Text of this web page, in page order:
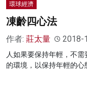
環球經濟
凍齡四心法
作者: 莊太量 2018-
人如果要保持年輕，不
的環境，以保持年輕的心